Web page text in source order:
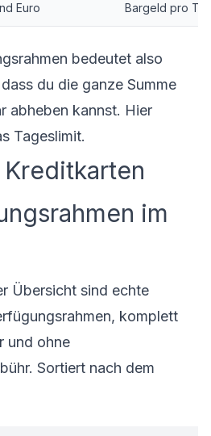
Euro
Bargeld pro
bedeutet also
du die ganze Summe
abheben kannst. Hier
Tageslimit.
im
Übersicht sind echte
komplett
und ohne
Sortiert nach dem